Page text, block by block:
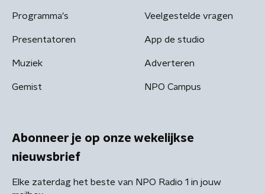
Programma's
Presentatoren
Muziek
Gemist
Veelgestelde vragen
App de studio
Adverteren
NPO Campus
Abonneer je op onze wekelijkse
nieuwsbrief
Elke zaterdag het beste van NPO Radio 1 in jouw